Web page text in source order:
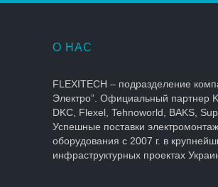
О НАС
FLEXITECH – подразделение
Электро”. Официальный партнер
DKC, Flexel, Tehnoworld, BAKS,
Успешные поставки
оборудования с 2007 г. в
инфраструктурных проектах